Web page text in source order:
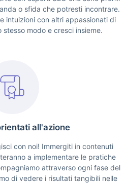
o sfida che potresti incontrare.
intuizioni con altri appassionati di
stesso modo e cresci insieme.
all'azione
con noi! Immergiti in contenuti
a implementare le pratiche
attraverso ogni fase del
di vedere i risultati tangibili nelle